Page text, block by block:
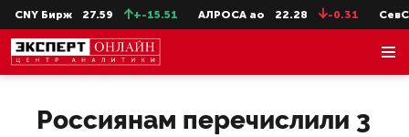
Бирж 27.59 +-15.51 АЛРОСА ао 22.28 -0.31 СевСт-
Россиянам перечислили 3